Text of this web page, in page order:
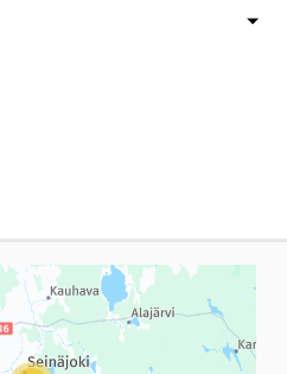
kartta, joka esittää tämän